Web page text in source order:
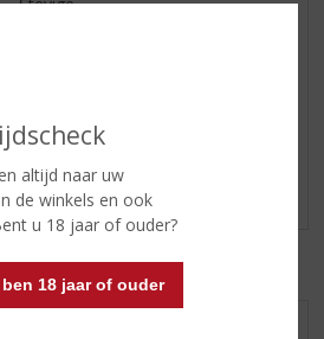
altijd naar uw
de winkels en ook
u 18 jaar of ouder?
18 jaar of ouder
geplaatst voor dit product